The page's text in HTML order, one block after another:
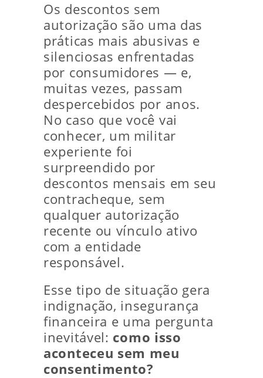
Os descontos sem
autorização são uma das
práticas mais abusivas e
silenciosas enfrentadas
por consumidores — e,
muitas vezes, passam
despercebidos por anos.
No caso que você vai
conhecer, um militar
experiente foi
surpreendido por
descontos mensais em seu
contracheque, sem
qualquer autorização
recente ou vínculo ativo
com a entidade
responsável.
Esse tipo de situação gera
indignação, insegurança
financeira e uma pergunta
inevitável: como isso
aconteceu sem meu
consentimento?